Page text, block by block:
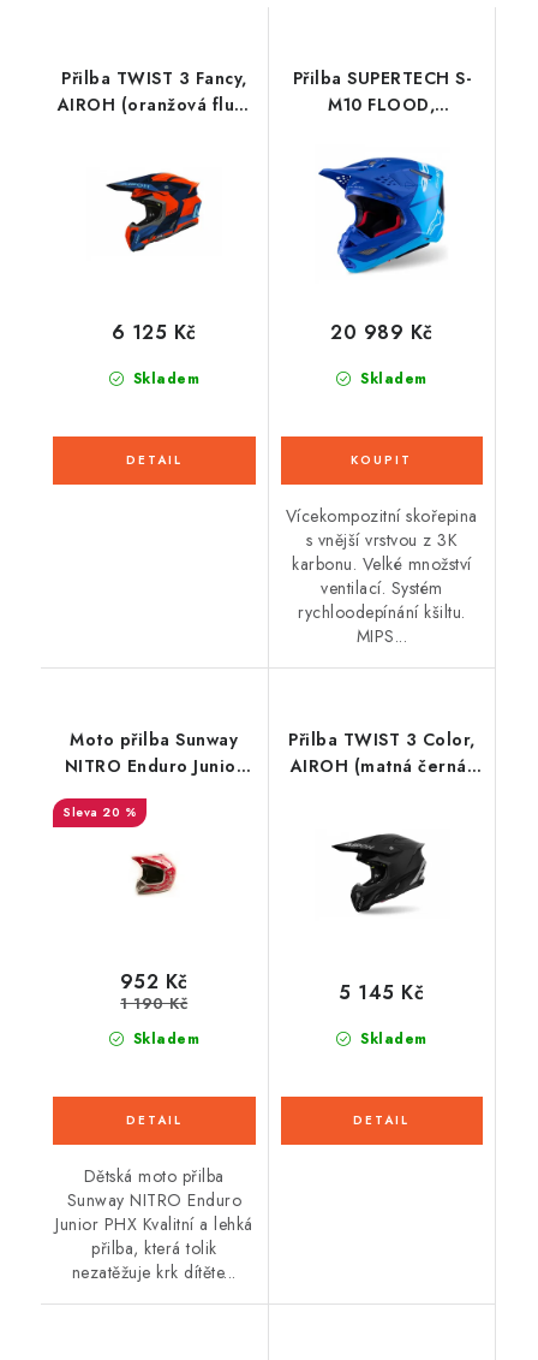
Přilba TWIST 3 Fancy,
AIROH (oranžová fluo-
Skladem
6 125 Kč
Přilba SUPERTECH S-
M10 FLOOD,
perleť/světle modrá/
černá/carbon/matná/lesklá)
2026
Skladem
20 989 Kč
Vícekompozitní skořepina
s vnější vrstvou z 3K
karbonu. Velké množství
ventilací. Systém
rychloodepínání kšiltu.
MIPS...
Moto přilba Sunway
NITRO Enduro Junior
20 %
Skladem
952 Kč
1 190 Kč
Dětská moto přilba
Sunway NITRO Enduro
Junior PHX Kvalitní a lehká
přilba, která tolik
nezatěžuje krk dítěte...
Přilba TWIST 3 Color,
AIROH (matná černá)
Skladem
5 145 Kč